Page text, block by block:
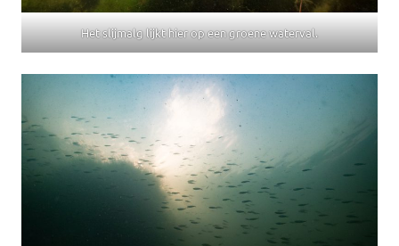
Het slijmalg lijkt hier op een groene waterval.